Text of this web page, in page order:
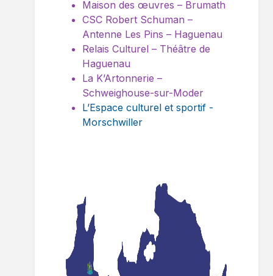
Maison des œuvres – Brumath
CSC Robert Schuman –
Antenne Les Pins – Haguenau
Relais Culturel – Théâtre de
Haguenau
La K’Artonnerie –
Schweighouse-sur-Moder
L’Espace culturel et sportif -
Morschwiller